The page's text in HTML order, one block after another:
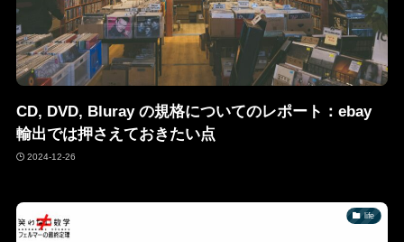
CD, DVD, Bluray の規格についてのレポート：ebay
輸出では押さえておきたい点
2024-12-26
life